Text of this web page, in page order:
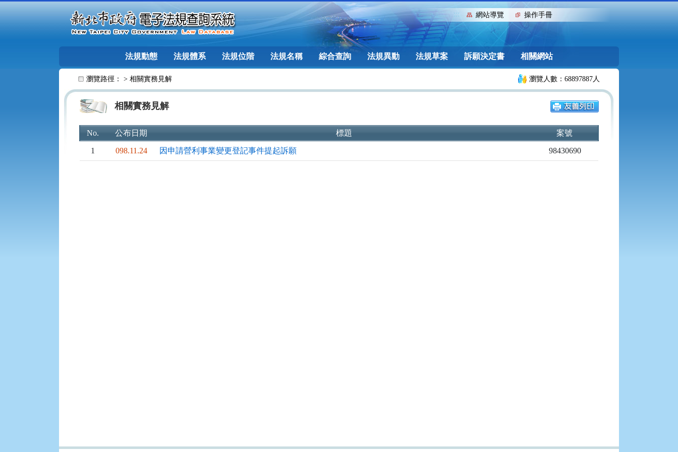
::: 網站導覽 操作手冊
法規動態 法規體系 法規位階 法規名稱 綜合查詢 法規異動 法規草案 訴願決定書 相關網站
瀏覽路徑： > 相關實務見解 瀏覽人數：68897887人
相關實務見解
No. 公布日期 標題 案號
1 098.11.24 因申請營利事業變更登記事件提起訴願 98430690